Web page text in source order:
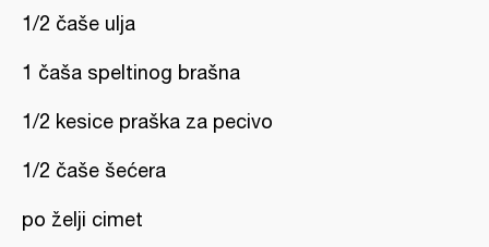
1/2 čaše ulja
1 čaša speltinog brašna
1/2 kesice praška za pecivo
1/2 čaše šećera
po želji cimet